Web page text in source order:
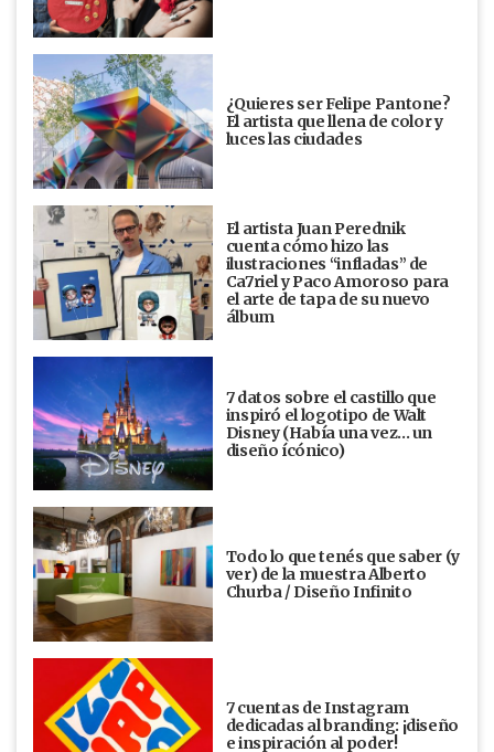
¿Quieres ser Felipe Pantone?
El artista que llena de color y
luces las ciudades
El artista Juan Perednik
cuenta cómo hizo las
ilustraciones “infladas” de
Ca7riel y Paco Amoroso para
el arte de tapa de su nuevo
álbum
7 datos sobre el castillo que
inspiró el logotipo de Walt
Disney (Había una vez... un
diseño ícónico)
Todo lo que tenés que saber (y
ver) de la muestra Alberto
Churba / Diseño Infinito
7 cuentas de Instagram
dedicadas al branding: ¡diseño
e inspiración al poder!